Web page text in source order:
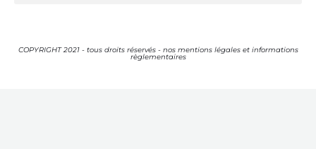
COPYRIGHT 2021 - tous droits réservés - nos mentions légales et informations
règlementaires